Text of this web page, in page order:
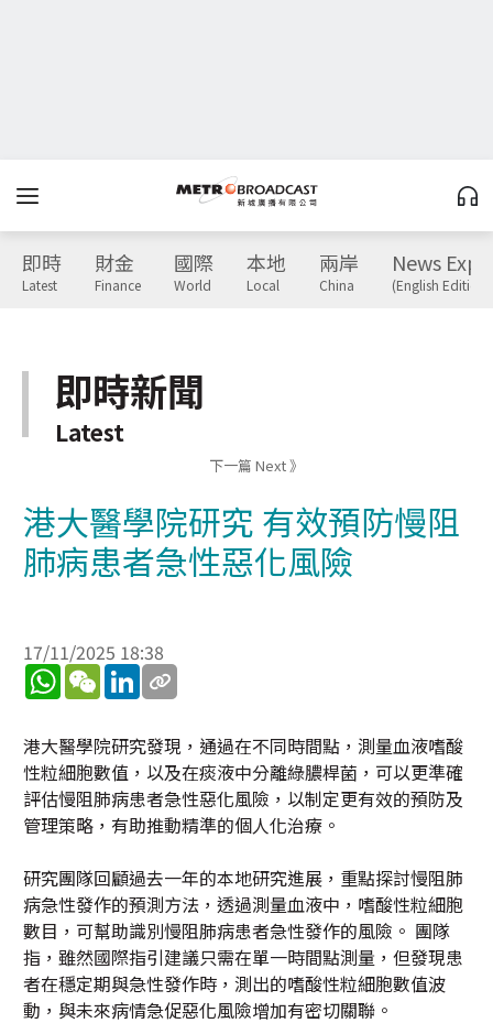
即時
Latest
財金
Finance
國際
World
本地
Local
兩岸
China
News
(English Edition)
即時新聞
Latest
下一篇 Next 》
港大醫學院研究 有效預防慢阻
肺病患者急性惡化風險
17/11/2025 18:38
WhatsApp
WeChatLinkedIn
港大醫學院研究發現，通過在不同時間點，測量血液嗜酸
性粒細胞數值，以及在痰液中分離綠膿桿菌，可以更準確
評估慢阻肺病患者急性惡化風險，以制定更有效的預防及
管理策略，有助推動精準的個人化治療。
研究團隊回顧過去一年的本地研究進展，重點探討慢阻肺
病急性發作的預測方法，透過測量血液中，嗜酸性粒細胞
數目，可幫助識別慢阻肺病患者急性發作的風險。 團隊
指，雖然國際指引建議只需在單一時間點測量，但發現患
者在穩定期與急性發作時，測出的嗜酸性粒細胞數值波
動，與未來病情急促惡化風險增加有密切關聯。